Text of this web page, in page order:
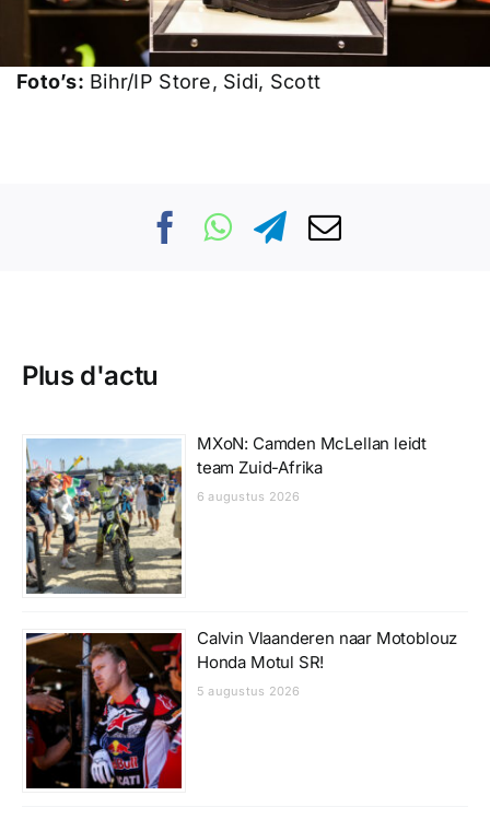
Foto’s: Bihr/IP Store, Sidi, Scott
Plus d'actu
MXoN: Camden McLellan leidt
team Zuid-Afrika
6 augustus 2026
Calvin Vlaanderen naar Motoblouz
Honda Motul SR!
5 augustus 2026